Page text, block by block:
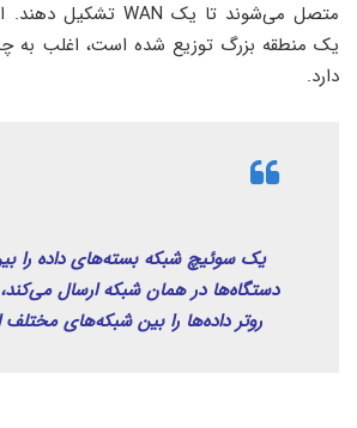
یک منطقه بزرگ توزیع شده است، اغلب به
دارد.
یک سوئیچ شبکه بسته‌های داده را
دستگاه‌ها در همان شبکه ارسال
روتر داده‌ها را بین شبکه‌های